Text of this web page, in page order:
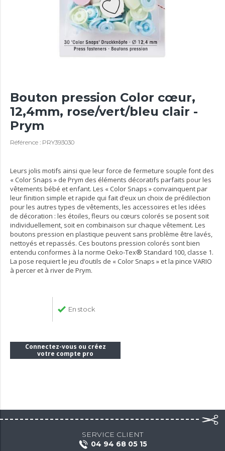
Bouton pression Color cœur,
12,4mm, rose/vert/bleu clair -
Prym
Référence : PRY393030
Leurs jolis motifs ainsi que leur force de fermeture souple font des
« Color Snaps » de Prym des éléments décoratifs parfaits pour les
vêtements bébé et enfant. Les « Color Snaps » convainquent par
leur finition simple et rapide qui fait d’eux un choix de prédilection
pour les autres types de vêtements, les accessoires et les idées
de décoration : les étoiles, fleurs ou cœurs colorés se posent soit
individuellement, soit en combinaison sur chaque vêtement. Les
boutons pression en plastique peuvent sans problème être lavés,
nettoyés et repassés. Ces boutons pression colorés sont bien
entendu conformes à la norme Oeko-Tex® Standard 100, classe 1.
La pose requiert le jeu d’outils de « Color Snaps » et la pince VARIO
à percer et à river de Prym.
En stock
Connectez-vous ou créez
votre compte pro
SERVICE CLIENT
04 94 68 05 15